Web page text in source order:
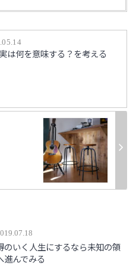
は何を意味する？を考える
のいく人生にするなら未知の領
進んでみる